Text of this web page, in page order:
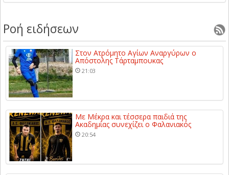
Ροή ειδήσεων
Στον Ατρόμητο Αγίων Αναργύρων ο
Απόστολης Τάρταμπουκας
21:03
Με Μέκρα και τέσσερα παιδιά της
Ακαδημίας συνεχίζει ο Φαλανιακός
20:54